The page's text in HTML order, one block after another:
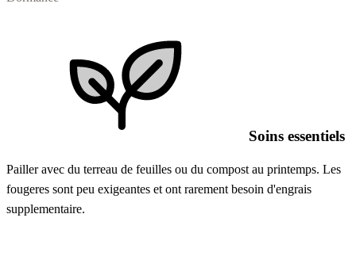
Soins essentiels
Pailler avec du terreau de feuilles ou du compost au printemps. Les
fougeres sont peu exigeantes et ont rarement besoin d'engrais
supplementaire.